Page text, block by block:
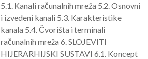
5.1. Kanali računalnih mreža 5.2. Osnovni
i izvedeni kanali 5.3. Karakteristike
kanala 5.4. Čvorišta i terminali
računalnih mreža 6. SLOJEVITI
HIJERARHIJSKI SUSTAVI 6.1. Koncept